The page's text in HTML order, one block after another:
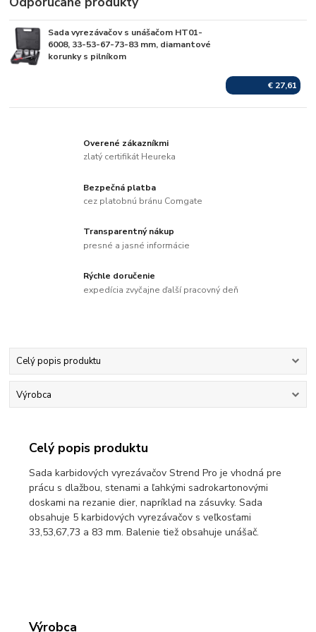
Sada vyrezávačov s unášačom HT01-
6008, 33-53-67-73-83 mm, diamantové
korunky s pilníkom
€ 27,61
Overené zákazníkmi
zlatý certifikát Heureka
Bezpečná platba
cez platobnú bránu Comgate
Transparentný nákup
presné a jasné informácie
Rýchle doručenie
expedícia zvyčajne ďalší pracovný deň
Celý popis produktu
Výrobca
Celý popis produktu
Sada karbidových vyrezávačov Strend Pro je vhodná pre
prácu s dlažbou, stenami a ľahkými sadrokartonovými
doskami na rezanie dier, napríklad na zásuvky. Sada
obsahuje 5 karbidových vyrezávačov s veľkosťami
33,53,67,73 a 83 mm. Balenie tiež obsahuje unášač.
Výrobca